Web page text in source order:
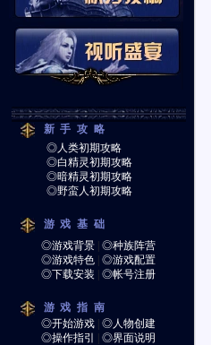
新手攻略
◎人类初期攻略
◎白精灵初期攻略
◎暗精灵初期攻略
◎野蛮人初期攻略
游戏基础
◎游戏背景 |◎种族阵营
◎游戏特色 |◎游戏配置
◎下载安装
|◎帐号注册
游戏指南
◎开始游戏 |◎人物创建
◎操作指引
|◎界面说明